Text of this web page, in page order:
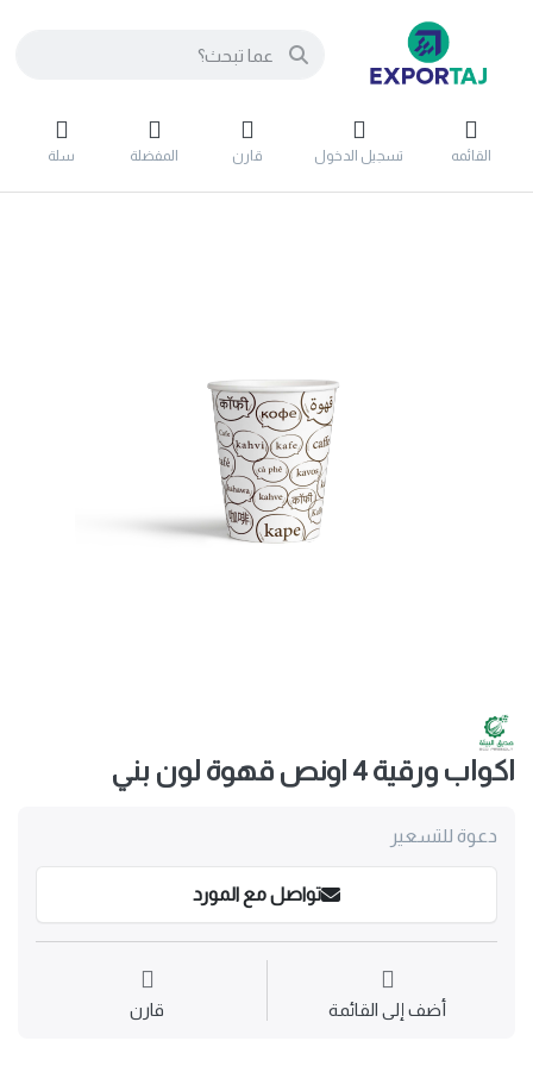
القائمه تسجيل الدخول قارن المفضلة سلة
اكواب ورقية 4 اونص قهوة لون بني
دعوة للتسعير
تواصل مع المورد
أضف إلى القائمة قارن